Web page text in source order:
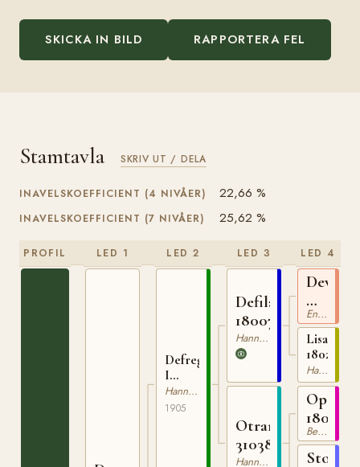
SKICKA IN BILD RAPPORTERA FEL
Stamtavla SKRIV UT / DELA
INAVELSKOEFFICIENT (4 NIVÅER) 22,66 %
INAVELSKOEFFICIENT (7 NIVÅER) 25,62 %
PROFIL LED 1 LED 2
Defregger
I
310076105
Hannoveranare
1905
LED 3
Defilant
180076096
Hannoveranare
Otranto
310389401
Hannoveranare
LED 4
Devil's
Own
xxEngelskt Fullblod
Lisawetha
Hannoveranare
Berlin-Brandenburger
Sto